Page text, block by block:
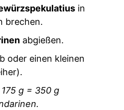
in
brechen.
abgießen.
oder einen kleinen
g = 350 g